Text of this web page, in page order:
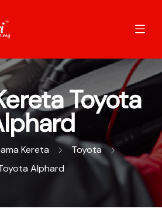
Toyota
Kereta
Toyota
Alphard